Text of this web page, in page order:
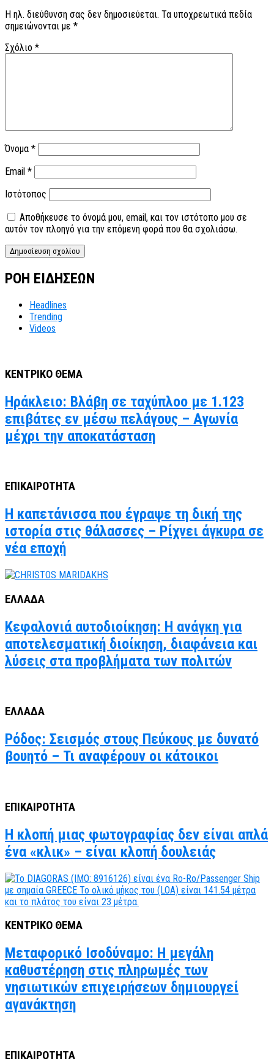
Η ηλ. διεύθυνση σας δεν δημοσιεύεται. Τα υποχρεωτικά πεδία
σημειώνονται με *
Σχόλιο *
Όνομα *
Email *
Ιστότοπος
Αποθήκευσε το όνομά μου, email, και τον ιστότοπο μου σε
αυτόν τον πλοηγό για την επόμενη φορά που θα σχολιάσω.
ΡΟΗ ΕΙΔΗΣΕΩΝ
Headlines
Trending
Videos
ΚΕΝΤΡΙΚΟ ΘΕΜΑ
Ηράκλειο: Βλάβη σε ταχύπλοο με 1.123
επιβάτες εν μέσω πελάγους – Αγωνία
μέχρι την αποκατάσταση
ΕΠΙΚΑΙΡΟΤΗΤΑ
Η καπετάνισσα που έγραψε τη δική της
ιστορία στις θάλασσες – Ρίχνει άγκυρα σε
νέα εποχή
ΕΛΛΑΔΑ
Κεφαλονιά αυτοδιοίκηση: Η ανάγκη για
αποτελεσματική διοίκηση, διαφάνεια και
λύσεις στα προβλήματα των πολιτών
ΕΛΛΑΔΑ
Ρόδος: Σεισμός στους Πεύκους με δυνατό
βουητό – Τι αναφέρουν οι κάτοικοι
ΕΠΙΚΑΙΡΟΤΗΤΑ
Η κλοπή μιας φωτογραφίας δεν είναι απλά
ένα «κλικ» – είναι κλοπή δουλειάς
ΚΕΝΤΡΙΚΟ ΘΕΜΑ
Μεταφορικό Ισοδύναμο: Η μεγάλη
καθυστέρηση στις πληρωμές των
νησιωτικών επιχειρήσεων δημιουργεί
αγανάκτηση
ΕΠΙΚΑΙΡΟΤΗΤΑ